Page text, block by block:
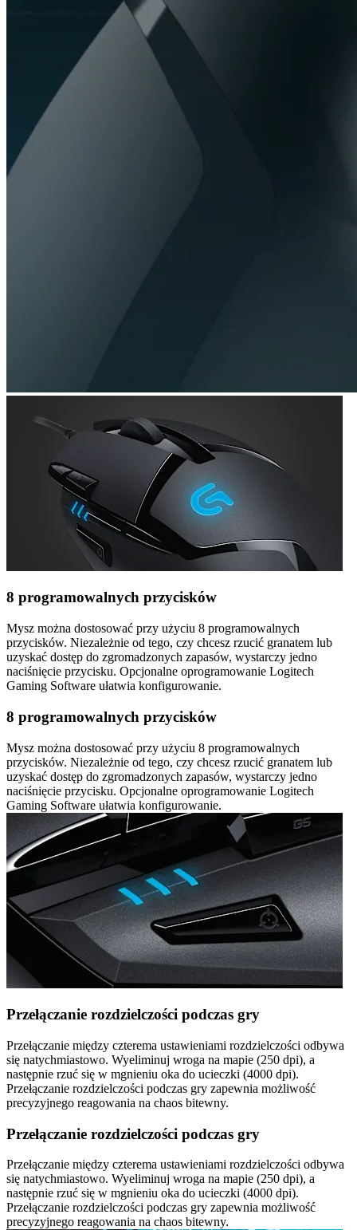
8 programowalnych przycisków
Mysz można dostosować przy użyciu 8 programowalnych
przycisków. Niezależnie od tego, czy chcesz rzucić granatem lub
uzyskać dostęp do zgromadzonych zapasów, wystarczy jedno
naciśnięcie przycisku. Opcjonalne oprogramowanie Logitech
Gaming Software ułatwia konfigurowanie.
8 programowalnych przycisków
Mysz można dostosować przy użyciu 8 programowalnych
przycisków. Niezależnie od tego, czy chcesz rzucić granatem lub
uzyskać dostęp do zgromadzonych zapasów, wystarczy jedno
naciśnięcie przycisku. Opcjonalne oprogramowanie Logitech
Gaming Software ułatwia konfigurowanie.
Przełączanie rozdzielczości podczas gry
Przełączanie między czterema ustawieniami rozdzielczości odbywa
się natychmiastowo. Wyeliminuj wroga na mapie (250 dpi), a
następnie rzuć się w mgnieniu oka do ucieczki (4000 dpi).
Przełączanie rozdzielczości podczas gry zapewnia możliwość
precyzyjnego reagowania na chaos bitewny.
Przełączanie rozdzielczości podczas gry
Przełączanie między czterema ustawieniami rozdzielczości odbywa
się natychmiastowo. Wyeliminuj wroga na mapie (250 dpi), a
następnie rzuć się w mgnieniu oka do ucieczki (4000 dpi).
Przełączanie rozdzielczości podczas gry zapewnia możliwość
precyzyjnego reagowania na chaos bitewny.